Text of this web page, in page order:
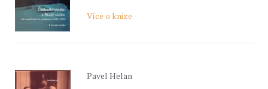
Více o knize
Pavel Helan